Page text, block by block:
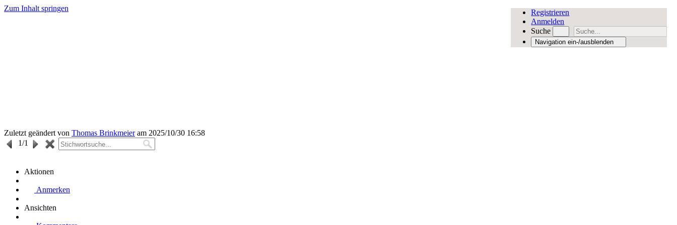
Zum Inhalt springen
Registrieren
Anmelden
Suche
Navigation ein-/ausblenden
Zuletzt geändert von Thomas Brinkmeieram 2025/10/30 16:58
1/1
Aktionen
Anmerken
Ansichten